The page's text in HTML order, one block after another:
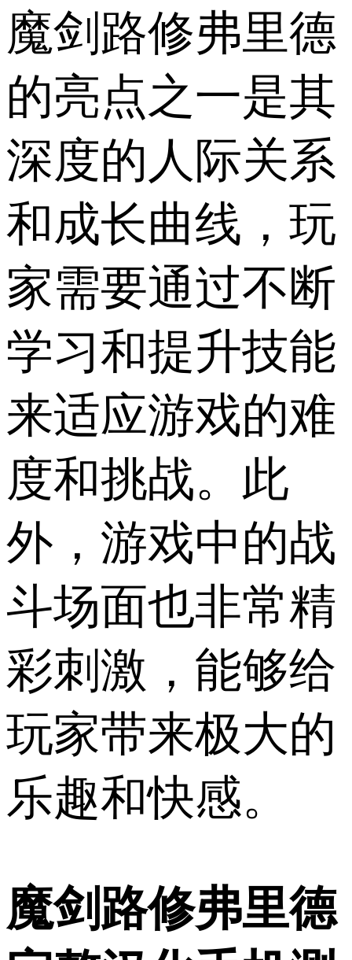
魔剑路修弗里德
的亮点之一是其
深度的人际关系
和成长曲线，玩
家需要通过不断
学习和提升技能
来适应游戏的难
度和挑战。此
外，游戏中的战
斗场面也非常精
彩刺激，能够给
玩家带来极大的
乐趣和快感。
魔剑路修弗里德